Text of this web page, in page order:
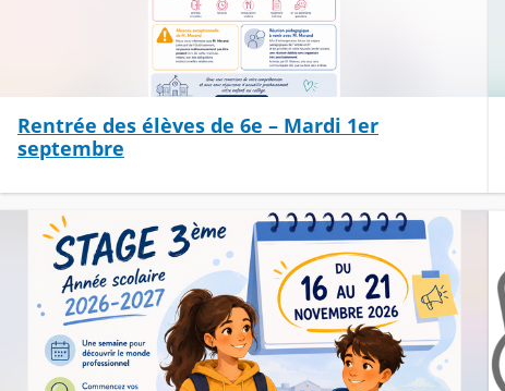
Rentrée des élèves de 6e – Mardi 1er
septembre